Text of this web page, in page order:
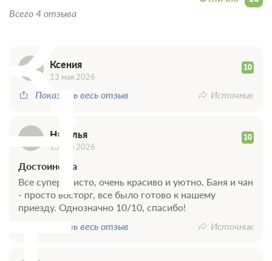
Всего 4 отзыва
Ксения 10
13 мая 2026
Показать весь отзыв Источник
Наталья 10
13 мая 2026
Достоинства
Все супер! Чисто, очень красиво и уютно. Баня и чан
- просто восторг, все было готово к нашему
приезду. Однозначно 10/10, спасибо!
Показать весь отзыв
Источник